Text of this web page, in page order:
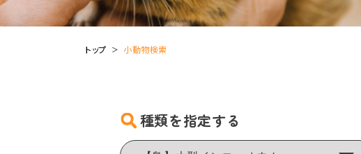
トップ 小動物検索
種類を指定する